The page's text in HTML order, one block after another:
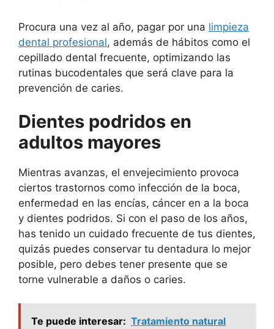
Procura una vez al año, pagar por una limpieza
dental profesional, además de hábitos como el
cepillado dental frecuente, optimizando las
rutinas bucodentales que será clave para la
prevención de caries.
Dientes podridos en
adultos mayores
Mientras avanzas, el envejecimiento provoca
ciertos trastornos como infección de la boca,
enfermedad en las encías, cáncer en a la boca
y dientes podridos. Si con el paso de los años,
has tenido un cuidado frecuente de tus dientes,
quizás puedes conservar tu dentadura lo mejor
posible, pero debes tener presente que se
torne vulnerable a daños o caries.
Te puede interesar: Tratamiento natural